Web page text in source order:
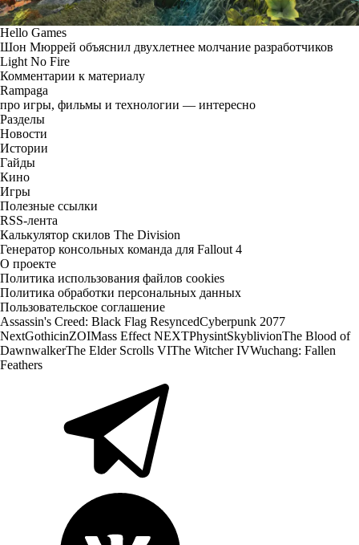
Hello Games
Шон Мюррей объяснил двухлетнее молчание разработчиков
Light No Fire
Комментарии к материалу
Rampaga
про игры, фильмы и технологии — интересно
Разделы
Новости
Истории
Гайды
Кино
Игры
Полезные ссылки
RSS-лента
Калькулятор скилов The Division
Генератор консольных команда для Fallout 4
О проекте
Политика использования файлов cookies
Политика обработки персональных данных
Пользовательское соглашение
Assassin's Creed: Black Flag ResyncedCyberpunk 2077
NextGothicinZOIMass Effect NEXTPhysintSkyblivionThe Blood of
DawnwalkerThe Elder Scrolls VIThe Witcher IVWuchang: Fallen
Feathers